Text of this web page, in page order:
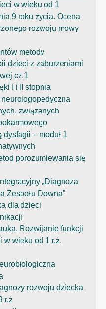
w wieku od 1
9 roku życia. Ocena
rozwoju mowy
metody
dzieci z zaburzeniami
cz.1
I i II stopnia
związanych
dysfagii – moduł 1
porozumiewania się
„Diagnoza
Zespołu Downa”
dla dzieci
Rozwijanie funkcji
w wieku od 1 r.ż.
rozwoju dziecka
r.ż